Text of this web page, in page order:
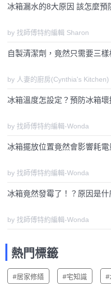
冰箱漏水的8大原因 該怎麼預
by 找師傅特約編輯 Sharon
自製清潔劑，竟然只需要三樣
by 人妻的廚房(Cynthia's Kitchen)
冰箱溫度怎設定？預防冰箱壞
by 找師傅特約編輯-Wonda
冰箱擺放位置竟然會影響耗電
by 找師傅特約編輯-Wonda
冰箱竟然發霉了！？原因是什
by 找師傅特約編輯-Wonda
熱門標籤
#居家修繕 #宅知識 #